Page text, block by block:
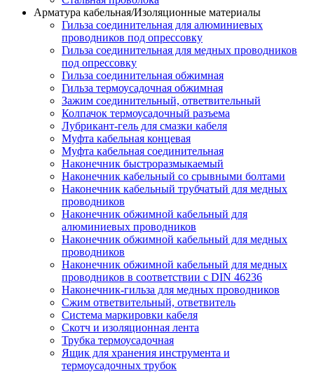
Арматура кабельная/Изоляционные материалы
Гильза соединительная для алюминиевых
проводников под опрессовку
Гильза соединительная для медных проводников
под опрессовку
Гильза соединительная обжимная
Гильза термоусадочная обжимная
Зажим соединительный, ответвительный
Колпачок термоусадочный разъема
Лубрикант-гель для смазки кабеля
Муфта кабельная концевая
Муфта кабельная соединительная
Наконечник быстроразмыкаемый
Наконечник кабельный со срывными болтами
Наконечник кабельный трубчатый для медных
проводников
Наконечник обжимной кабельный для
алюминиевых проводников
Наконечник обжимной кабельный для медных
проводников
Наконечник обжимной кабельный для медных
проводников в соответствии с DIN 46236
Наконечник-гильза для медных проводников
Сжим ответвительный, ответвитель
Система маркировки кабеля
Скотч и изоляционная лента
Трубка термоусадочная
Ящик для хранения инструмента и
термоусадочных трубок